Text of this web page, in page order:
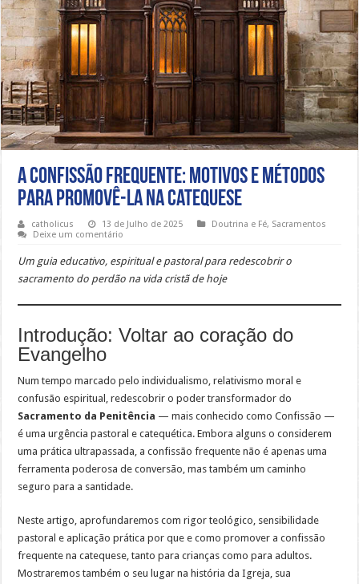
A Confissão frequente: motivos e métodos
para promovê-la na catequese
catholicus 13 de Julho de 2025 Doutrina e Fé, Sacramentos
Deixe um comentário
Um guia educativo, espiritual e pastoral para redescobrir o
sacramento do perdão na vida cristã de hoje
Introdução: Voltar ao coração do
Evangelho
Num tempo marcado pelo individualismo, relativismo moral e
confusão espiritual, redescobrir o poder transformador do
Sacramento da Penitência — mais conhecido como Confissão —
é uma urgência pastoral e catequética. Embora alguns o considerem
uma prática ultrapassada, a confissão frequente não é apenas uma
ferramenta poderosa de conversão, mas também um caminho
seguro para a santidade.
Neste artigo, aprofundaremos com rigor teológico, sensibilidade
pastoral e aplicação prática por que e como promover a confissão
frequente na catequese, tanto para crianças como para adultos.
Mostraremos também o seu lugar na história da Igreja, sua